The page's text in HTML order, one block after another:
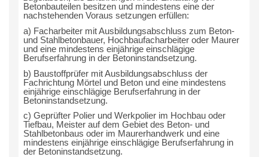
Betonbauteilen besitzen und mindestens eine der
nachstehenden Voraus setzungen erfüllen:
a) Facharbeiter mit Ausbildungsabschluss zum Beton-
und Stahlbetonbauer, Hochbaufacharbeiter oder Maurer
und eine mindestens einjährige einschlägige
Berufserfahrung in der Betoninstandsetzung.
b) Baustoffprüfer mit Ausbildungsabschluss der
Fachrichtung Mörtel und Beton und eine mindestens
einjährige einschlägige Berufserfahrung in der
Betoninstandsetzung.
c) Geprüfter Polier und Werkpolier im Hochbau oder
Tiefbau, Meister auf dem Gebiet des Beton- und
Stahlbetonbaus oder im Maurerhandwerk und eine
mindestens einjährige einschlägige Berufserfahrung in
der Betoninstandsetzung.